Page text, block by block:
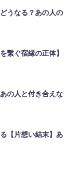
うなる？あの人の
繋ぐ宿縁の正体】
の人と付き合えな
【片想い結末】あ